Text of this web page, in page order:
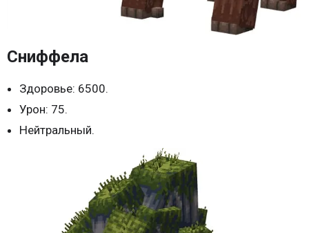
Сниффела
Здоровье: 6500.
Урон: 75.
Нейтральный.